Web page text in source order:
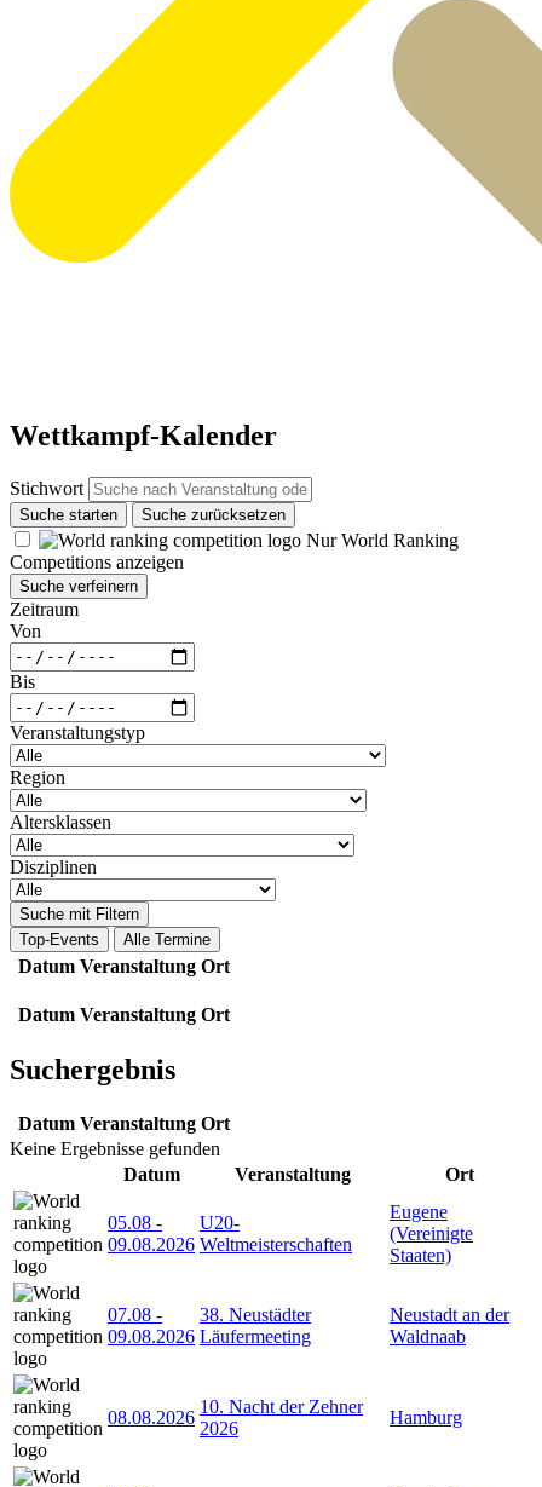
Wettkampf-Kalender
Stichwort
Suche starten Suche zurücksetzen
Nur World Ranking
Competitions anzeigen
Suche verfeinern
Zeitraum
Von
Bis
Veranstaltungstyp
Region
Altersklassen
Disziplinen
Suche mit Filtern
Top-Events
Alle Termine
Datum Veranstaltung Ort
Datum Veranstaltung Ort
Suchergebnis
Datum Veranstaltung Ort
Keine Ergebnisse gefunden
Datum
Veranstaltung Ort
05.08 -
09.08.2026
U20-
Weltmeisterschaften
Eugene
(Vereinigte
Staaten)
07.08 -
09.08.2026
38. Neustädter
Läufermeeting
Neustadt an der
Waldnaab
08.08.2026
10. Nacht der Zehner
2026
Hamburg